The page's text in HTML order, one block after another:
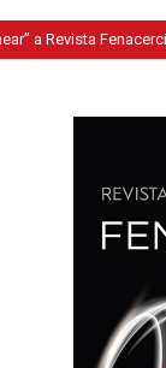
a Revista